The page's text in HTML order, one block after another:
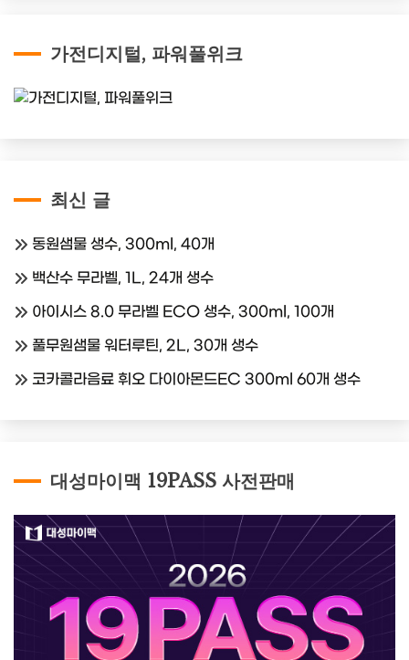
가전디지털, 파워풀위크
최신 글
동원샘물 생수, 300ml, 40개
백산수 무라벨, 1L, 24개 생수
아이시스 8.0 무라벨 ECO 생수, 300ml, 100개
풀무원샘물 워터루틴, 2L, 30개 생수
코카콜라음료 휘오 다이아몬드EC 300ml 60개 생수
대성마이맥 19PASS 사전판매